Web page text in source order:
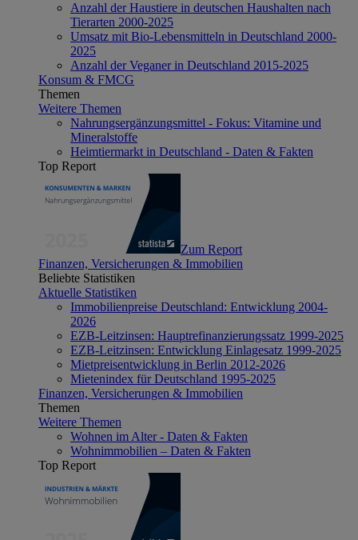
Anzahl der Haustiere in deutschen Haushalten nach
Tierarten 2000-2025
Umsatz mit Bio-Lebensmitteln in Deutschland 2000-
2025
Anzahl der Veganer in Deutschland 2015-2025
Konsum & FMCG
Themen
Weitere Themen
Nahrungsergänzungsmittel - Fokus: Vitamine und
Mineralstoffe
Heimtiermarkt in Deutschland - Daten & Fakten
Top Report
Zum Report
Finanzen, Versicherungen & Immobilien
Beliebte Statistiken
Aktuelle Statistiken
Immobilienpreise Deutschland: Entwicklung 2004-
2026
EZB-Leitzinsen: Hauptrefinanzierungssatz 1999-2025
EZB-Leitzinsen: Entwicklung Einlagesatz 1999-2025
Mietpreisentwicklung in Berlin 2012-2026
Mietenindex für Deutschland 1995-2025
Finanzen, Versicherungen & Immobilien
Themen
Weitere Themen
Wohnen im Alter - Daten & Fakten
Wohnimmobilien – Daten & Fakten
Top Report